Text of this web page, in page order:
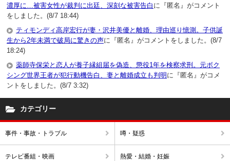
濃厚に…被害女性が裁判に出廷、深刻な被害告白 に『匿名』がコメント
をしました。(8/7 18:44)
ティモンディ高岸宏行が妻・沢井美優と離婚、理由巡り憶測。子供誕
生から2年未満で破局に驚きの声に『匿名』がコメントをしました。(8/7
18:24)
薬師寺保栄と恋人が養子縁組届を偽造、懲役1年を検察求刑。元ボク
シング世界王者が犯行動機告白、妻と離婚成立も判明 に『匿名』がコメ
ントをしました。(8/7 3:32)
カテゴリー
事件・事故・トラブル 噂・疑惑
テレビ番組・映画 熱愛・結婚・妊娠